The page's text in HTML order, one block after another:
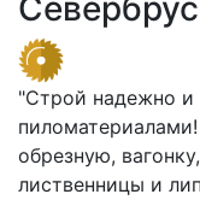
Севербрус
"Строй надежно
обрезную,
лиственницы и